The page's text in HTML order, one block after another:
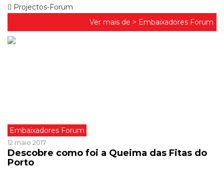
Projectos-Forum
Ver mais de > Embaixadores Forum
Embaixadores Forum
12 maio 2017
Descobre como foi a Queima das Fitas do
Porto